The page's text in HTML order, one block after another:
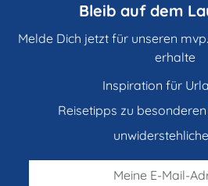
Bleib auf dem
Melde Dich jetzt für unseren
erhalte
Inspiration für
Reisetipps zu